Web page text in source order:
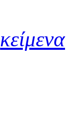
κείμενα